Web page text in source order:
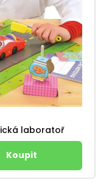
laboratoř